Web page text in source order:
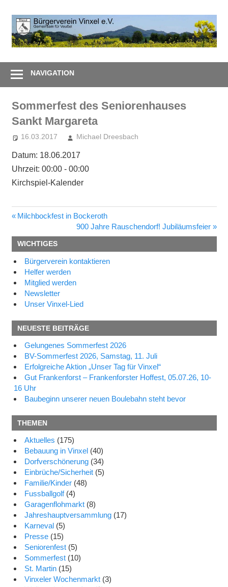
Inhalt
springen
ZusammenNAVIGATION
Sommerfest des Seniorenhauses
Sankt Margareta
16.03.2017 Michael Dreesbach
Datum: 18.06.2017
Uhrzeit: 00:00 - 00:00
Kirchspiel-Kalender
Beitragsnavigation
Vorheriger
Milchbockfest in Bockeroth
Nächster
Beitrag:
900 Jahre Rauschendorf! Jubiläumsfeier
WICHTIGES
Bürgerverein kontaktieren
Helfer werden
Mitglied werden
Newsletter
Unser Vinxel-Lied
NEUESTE BEITRÄGE
Gelungenes Sommerfest 2026
BV-Sommerfest 2026, Samstag, 11. Juli
Erfolgreiche Aktion „Unser Tag für Vinxel“
Gut Frankenforst – Frankenforster Hoffest, 05.07.26, 10-
16 Uhr
Baubeginn unserer neuen Boulebahn steht bevor
THEMEN
Aktuelles (175)
Bebauung in Vinxel (40)
Dorfverschönerung (34)
Einbrüche/Sicherheit (5)
Familie/Kinder (48)
Fussballgolf(4)
Garagenflohmarkt (8)
Jahreshauptversammlung (17)
Karneval (5)
Presse (15)
Seniorenfest (5)
Sommerfest (10)
St. Martin (15)
Vinxeler Wochenmarkt (3)